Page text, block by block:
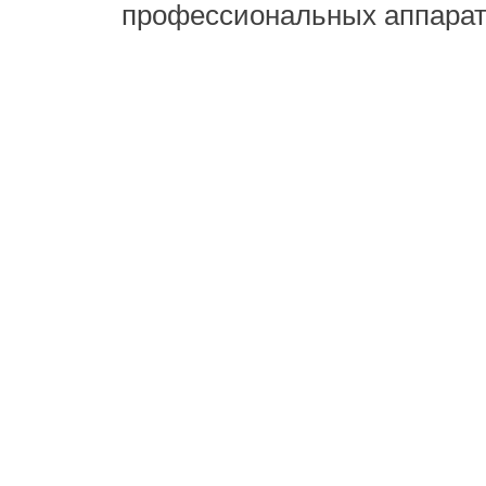
профессиональных